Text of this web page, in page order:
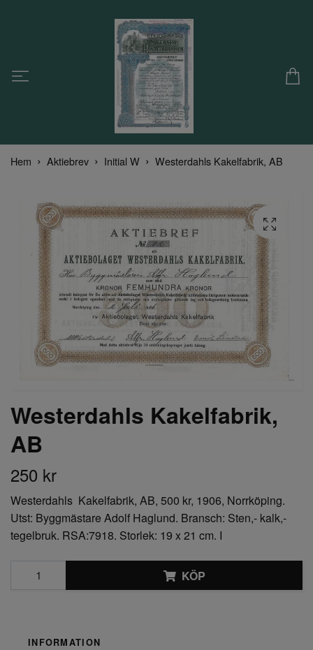
Hem Aktiebrev Initial W Westerdahls Kakelfabrik, AB
Westerdahls Kakelfabrik,
AB
250 kr
Westerdahls Kakelfabrik, AB, 500 kr, 1906, Norrköping.
Utst: Byggmästare Adolf Haglund. Bransch: Sten,- kalk,-
tegelbruk. RSA:7918. Storlek: 19 x 21 cm. I
KÖP
INFORMATION